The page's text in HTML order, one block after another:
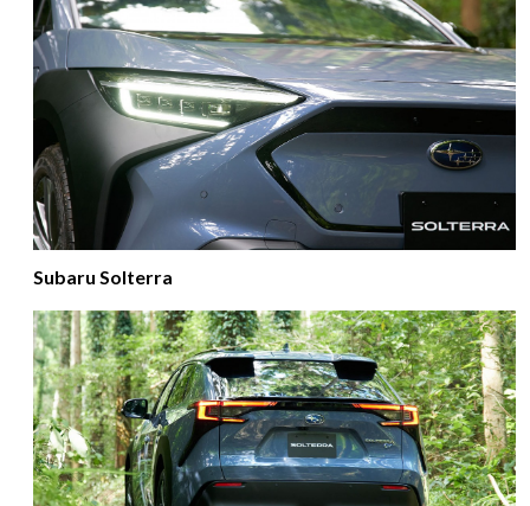
Subaru Solterra